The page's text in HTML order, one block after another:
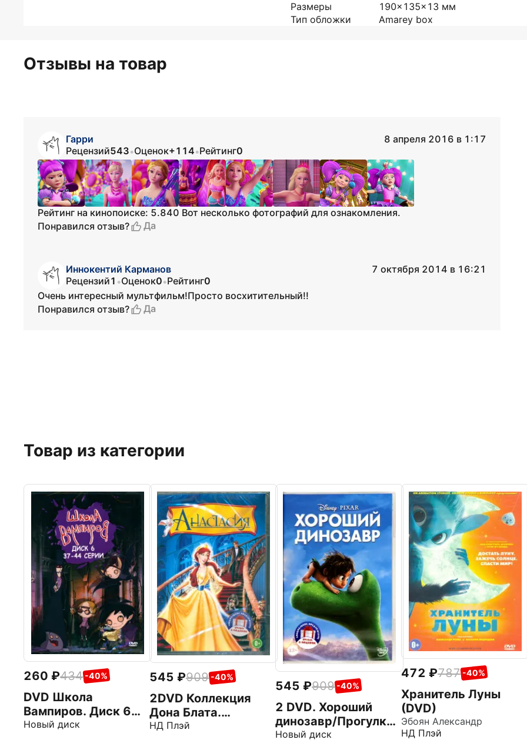
Размеры
190x135x13 мм
Тип обложки
Amarey box
Отзывы на товар
Гарри
8 апреля 2016 в 1:17
Рецензий543•Оценок+114•Рейтинг0
Рейтинг на кинопоиске: 5.840 Вот несколько фотографий для ознакомления.
Понравился отзыв?
Да
Иннокентий Карманов
7 октября 2014 в 16:21
Рецензий1 •Оценок0•Рейтинг0
Очень интересный мультфильм!Просто восхитительный!!
Понравился отзыв?
Да
Товар из категории
260 434 -40%
DVD Школа
Вампиров. Диск 6
(серии 37-44)
Новый диск
545 909 -40%
2DVD Коллекция
Дона Блата.
Анастаcия. Все псы
НД Плэй
545 909 -40%
2 DVD. Хороший
динозавр/Прогулки
с динозаврами.
Новый диск
472 787 -40%
Хранитель Луны
(DVD)
Эбоян Александр
НД Плэй